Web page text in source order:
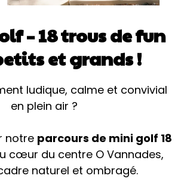
– 18 trous de fun
et grands !
ludique, calme et convivial
en plein air ?
notre parcours de mini golf 18
cœur du centre O Vannades,
naturel et ombragé.